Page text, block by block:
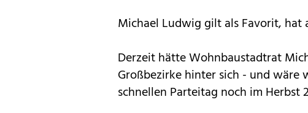
Michael Ludwig gilt als Favorit, hat
Derzeit hätte Wohnbaustadtrat
Großbezirke hinter sich - und wäre
schnellen Parteitag noch im Herbst